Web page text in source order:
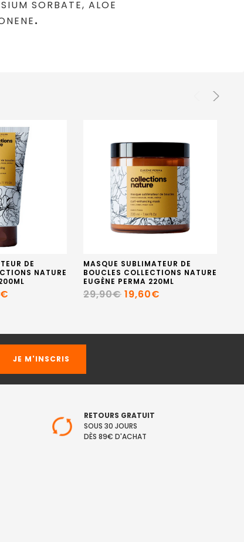
SORBATE, ALOE
.
DE
NATURE
MASQUE SUBLIMATEUR DE
BOUCLES COLLECTIONS NATURE
EUGÈNE PERMA 220ML
29,90€ 19,60€
RETOURS GRATUIT
SOUS 30 JOURS
DÈS 89€ D'ACHAT